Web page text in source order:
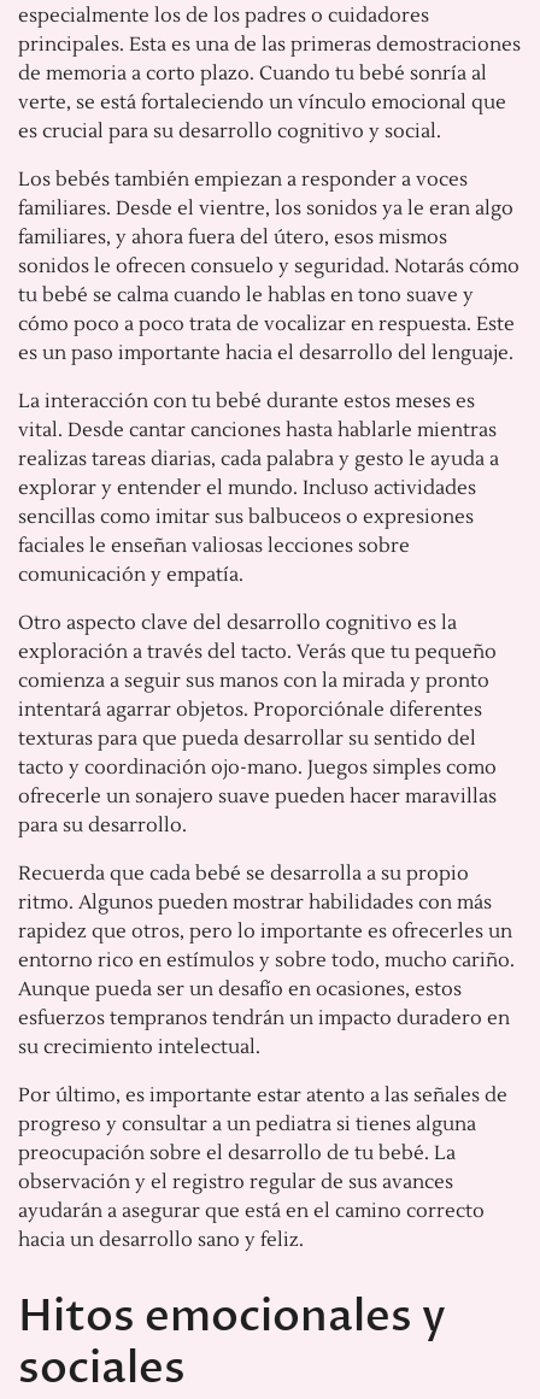
especialmente los de los padres o cuidadores
principales. Esta es una de las primeras demostraciones
de memoria a corto plazo. Cuando tu bebé sonría al
verte, se está fortaleciendo un vínculo emocional que
es crucial para su desarrollo cognitivo y social.
Los bebés también empiezan a responder a voces
familiares. Desde el vientre, los sonidos ya le eran algo
familiares, y ahora fuera del útero, esos mismos
sonidos le ofrecen consuelo y seguridad. Notarás cómo
tu bebé se calma cuando le hablas en tono suave y
cómo poco a poco trata de vocalizar en respuesta. Este
es un paso importante hacia el desarrollo del lenguaje.
La interacción con tu bebé durante estos meses es
vital. Desde cantar canciones hasta hablarle mientras
realizas tareas diarias, cada palabra y gesto le ayuda a
explorar y entender el mundo. Incluso actividades
sencillas como imitar sus balbuceos o expresiones
faciales le enseñan valiosas lecciones sobre
comunicación y empatía.
Otro aspecto clave del desarrollo cognitivo es la
exploración a través del tacto. Verás que tu pequeño
comienza a seguir sus manos con la mirada y pronto
intentará agarrar objetos. Proporciónale diferentes
texturas para que pueda desarrollar su sentido del
tacto y coordinación ojo-mano. Juegos simples como
ofrecerle un sonajero suave pueden hacer maravillas
para su desarrollo.
Recuerda que cada bebé se desarrolla a su propio
ritmo. Algunos pueden mostrar habilidades con más
rapidez que otros, pero lo importante es ofrecerles un
entorno rico en estímulos y sobre todo, mucho cariño.
Aunque pueda ser un desafío en ocasiones, estos
esfuerzos tempranos tendrán un impacto duradero en
su crecimiento intelectual.
Por último, es importante estar atento a las señales de
progreso y consultar a un pediatra si tienes alguna
preocupación sobre el desarrollo de tu bebé. La
observación y el registro regular de sus avances
ayudarán a asegurar que está en el camino correcto
hacia un desarrollo sano y feliz.
Hitos emocionales y
sociales